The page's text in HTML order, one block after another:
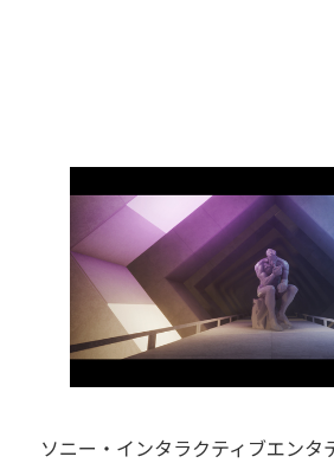
ソニー・インタラクティブエンタ